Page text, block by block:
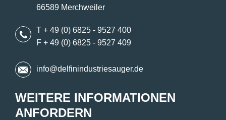
66589 Merchweiler
T + 49 (0) 6825 - 9527 400
F + 49 (0) 6825 - 9527 409
info@delfinindustriesauger.de
WEITERE INFORMATIONEN
ANFORDERN